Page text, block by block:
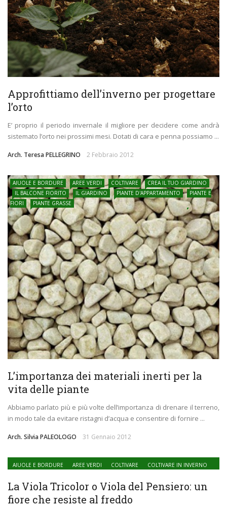
Approfittiamo dell’inverno per progettare
l’orto
E’ proprio il periodo invernale il migliore per decidere come andrà
sistemato l’orto nei prossimi mesi. Dotati di cara e penna possiamo ...
Arch. Teresa PELLEGRINO 2 Febbraio 2012
AIUOLE E BORDURE AREE VERDI COLTIVARE
CREA IL TUO GIARDINO
IL BALCONE FIORITO
IL GIARDINO PIANTE D'APPARTAMENTO
PIANTE E
FIORI
PIANTE GRASSE
L’importanza dei materiali inerti per la
vita delle piante
Abbiamo parlato più e più volte dell’importanza di drenare il terreno,
in modo tale da evitare ristagni d’acqua e consentire di fornire ...
Arch. Silvia PALEOLOGO 31 Gennaio 2012
AIUOLE E BORDURE AREE VERDI COLTIVARE
COLTIVARE IN INVERNO
VERDE CITTADINO
La Viola Tricolor o Viola del Pensiero: un
fiore che resiste al freddo